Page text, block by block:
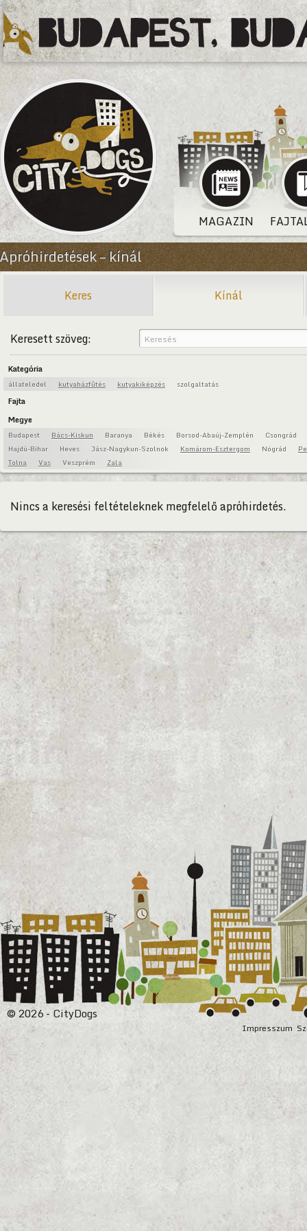
MAGAZIN
Apróhirdetések – kínál
Keres Kínál
Keresett szöveg:
Kategória
állateledel kutyaházfűtés kutyakiképzés szolgaltatás
Fajta
Megye
Budapest Bács-Kiskun Baranya Békés Borsod-Abaúj-Zemplén
Csongrád
Hajdú-Bihar
Heves Jász-Nagykun-Szolnok Komárom-Esztergom Nógrád
Tolna
Vas Veszprém Zala
Nincs a keresési feltételeknek megfelelő apróhirdetés.
Impresszum
© 2026 - CityDogs